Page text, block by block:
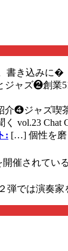
書き込みに�
ャズ❷創業51
❹ジャズ喫茶
vol.23 Chat
: […] 個性を磨
開催されてい
弾では演奏家